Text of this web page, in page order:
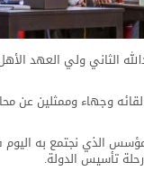
الثاني ولي العهد
وجهاء وممثلين عن
الذي نجتمع به اليوم
تأسيس الدولة.